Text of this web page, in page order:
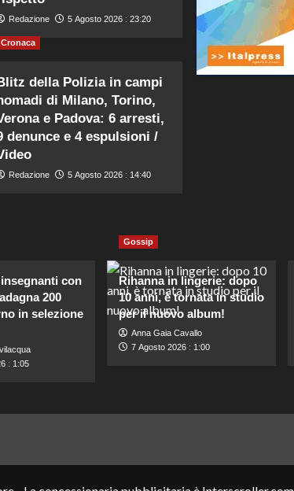
Redazione 5 Agosto 2026 : 23:20
Cronaca
della Polizia in campi
di Milano, Torino,
e Padova: 6 arresti,
denunce e 4 espulsioni /
Redazione 5 Agosto 2026 : 14:40
con
200
in selezione
: 1:05
Gossip
Rihanna in lingerie: dopo
10 anni, è tornata in studio
per il nuovo album!
Anna Gaia Cavallo
7 Agosto 2026 : 1:00